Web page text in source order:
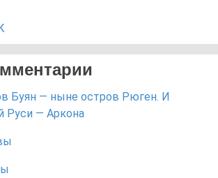
Буян — ныне остров Рюген. И
Руси — Аркона